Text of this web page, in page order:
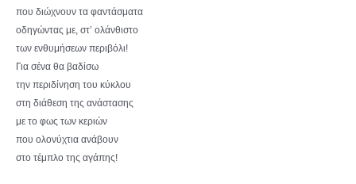
που διώχνουν τα φαντάσματα
οδηγώντας με, στ’ ολάνθιστο
των ενθυμήσεων περιβόλι!
Για σένα θα βαδίσω
την περιδίνηση του κύκλου
στη διάθεση της ανάστασης
με το φως των κεριών
που ολονύχτια ανάβουν
στο τέμπλο της αγάπης!